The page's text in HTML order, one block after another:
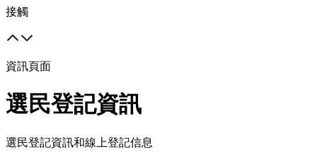
接觸
資訊頁面
選民登記資訊
選民登記資訊和線上登記信息